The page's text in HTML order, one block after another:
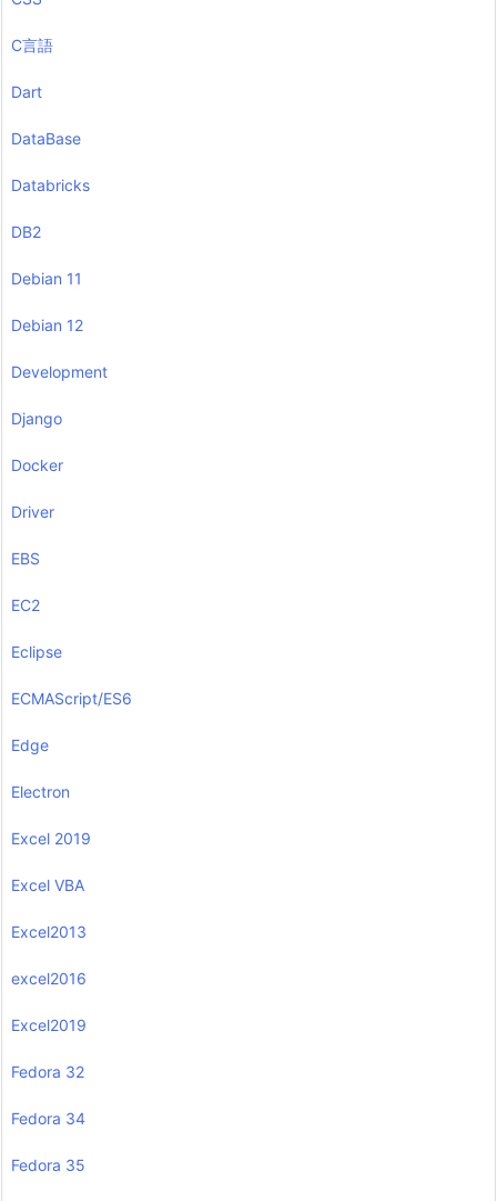
C言語
Dart
DataBase
Databricks
DB2
Debian 11
Debian 12
Development
Django
Docker
Driver
EBS
EC2
Eclipse
ECMAScript/ES6
Edge
Electron
Excel 2019
Excel VBA
Excel2013
excel2016
Excel2019
Fedora 32
Fedora 34
Fedora 35